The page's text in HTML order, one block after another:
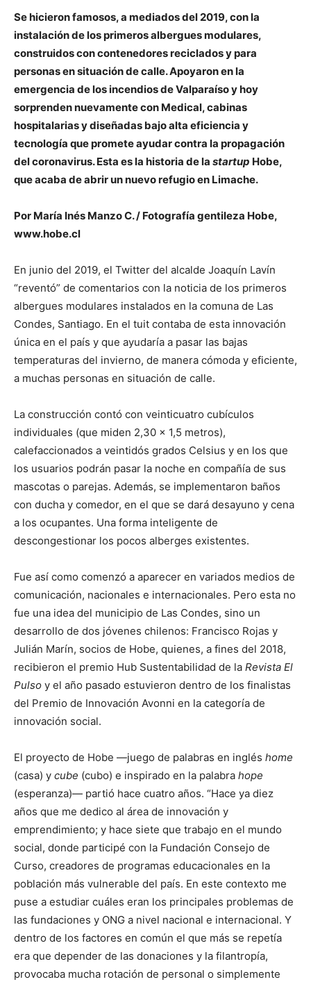
Se hicieron famosos, a mediados del 2019, con la
instalación de los primeros albergues modulares,
construidos con contenedores reciclados y para
personas en situación de calle. Apoyaron en la
emergencia de los incendios de Valparaíso y hoy
sorprenden nuevamente con Medical, cabinas
hospitalarias y diseñadas bajo alta eficiencia y
tecnología que promete ayudar contra la propagación
del coronavirus. Esta es la historia de la startup Hobe,
que acaba de abrir un nuevo refugio en Limache.
Por María Inés Manzo C. / Fotografía gentileza Hobe,
www.hobe.cl
En junio del 2019, el Twitter del alcalde Joaquín Lavín
“reventó” de comentarios con la noticia de los primeros
albergues modulares instalados en la comuna de Las
Condes, Santiago. En el tuit contaba de esta innovación
única en el país y que ayudaría a pasar las bajas
temperaturas del invierno, de manera cómoda y eficiente,
a muchas personas en situación de calle.
La construcción contó con veinticuatro cubículos
individuales (que miden 2,30 x 1,5 metros),
calefaccionados a veintidós grados Celsius y en los que
los usuarios podrán pasar la noche en compañía de sus
mascotas o parejas. Además, se implementaron baños
con ducha y comedor, en el que se dará desayuno y cena
a los ocupantes. Una forma inteligente de
descongestionar los pocos alberges existentes.
Fue así como comenzó a aparecer en variados medios de
comunicación, nacionales e internacionales. Pero esta no
fue una idea del municipio de Las Condes, sino un
desarrollo de dos jóvenes chilenos: Francisco Rojas y
Julián Marín, socios de Hobe, quienes, a fines del 2018,
recibieron el premio Hub Sustentabilidad de la Revista El
Pulso y el año pasado estuvieron dentro de los finalistas
del Premio de Innovación Avonni en la categoría de
innovación social.
El proyecto de Hobe —juego de palabras en inglés home
(casa) y cube (cubo) e inspirado en la palabra hope
(esperanza)— partió hace cuatro años. “Hace ya diez
años que me dedico al área de innovación y
emprendimiento; y hace siete que trabajo en el mundo
social, donde participé con la Fundación Consejo de
Curso, creadores de programas educacionales en la
población más vulnerable del país. En este contexto me
puse a estudiar cuáles eran los principales problemas de
las fundaciones y ONG a nivel nacional e internacional. Y
dentro de los factores en común el que más se repetía
era que depender de las donaciones y la filantropía,
provocaba mucha rotación de personal o simplemente